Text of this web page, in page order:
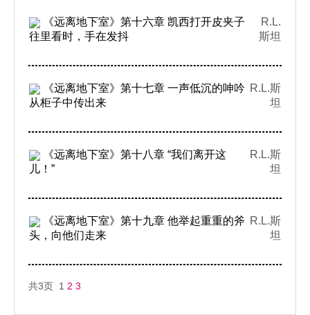
《远离地下室》第十六章 凯西打开皮夹子
往里看时，手在发抖
R.L.
斯坦
《远离地下室》第十七章 一声低沉的呻吟
从柜子中传出来
R.L.斯
坦
《远离地下室》第十八章 “我们离开这
儿！”
R.L.斯
坦
《远离地下室》第十九章 他举起重重的斧
头，向他们走来
R.L.斯
坦
共3页 1 2 3